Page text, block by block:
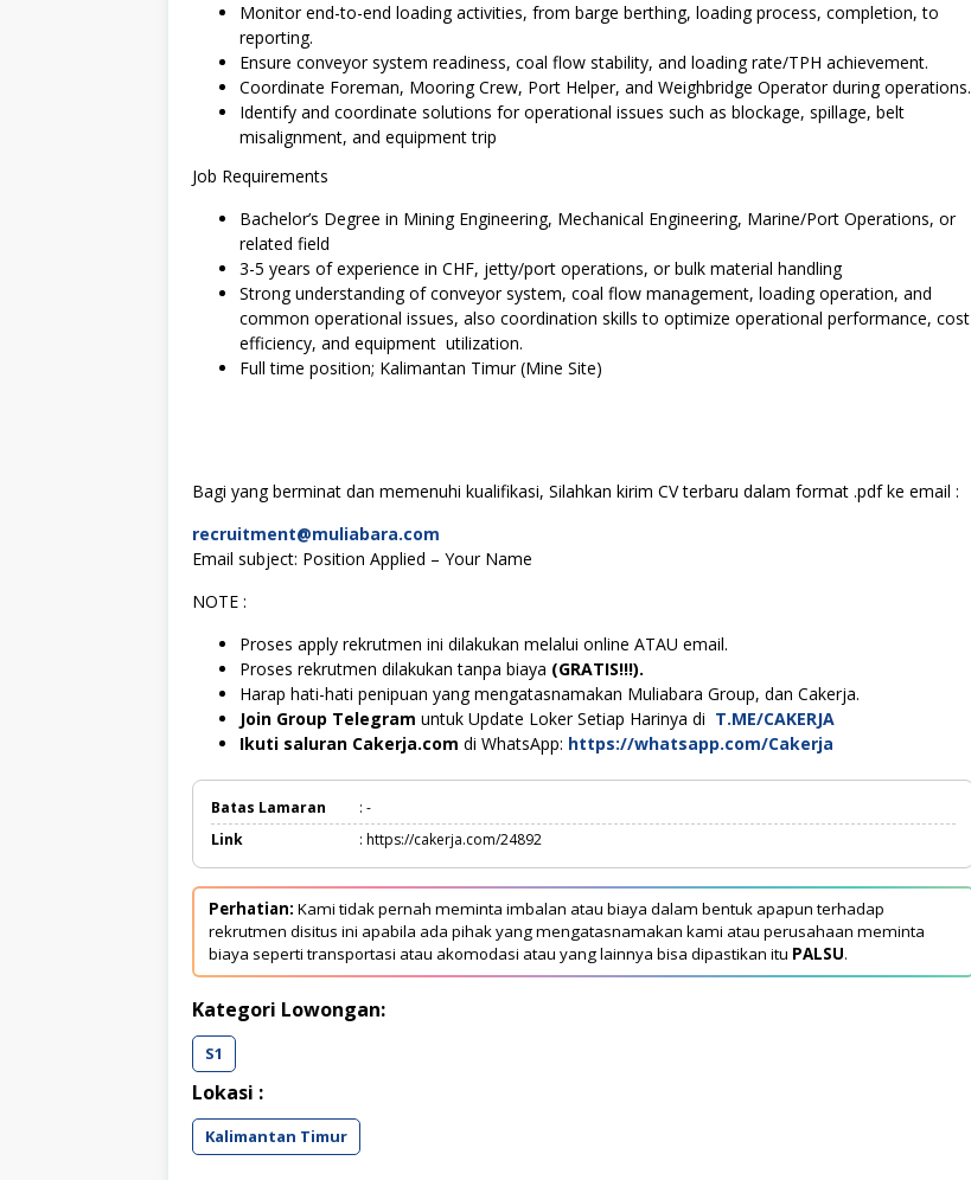
Monitor end-to-end loading activities, from barge berthing, loading process, completion, to
reporting.
Ensure conveyor system readiness, coal flow stability, and loading rate/TPH achievement.
Coordinate Foreman, Mooring Crew, Port Helper, and Weighbridge Operator during operations.
Identify and coordinate solutions for operational issues such as blockage, spillage, belt
misalignment, and equipment trip
Job Requirements
Bachelor’s Degree in Mining Engineering, Mechanical Engineering, Marine/Port Operations, or
related field
3-5 years of experience in CHF, jetty/port operations, or bulk material handling
Strong understanding of conveyor system, coal flow management, loading operation, and
common operational issues, also coordination skills to optimize operational performance, cost
efficiency, and equipment utilization.
Full time position; Kalimantan Timur (Mine Site)
Bagi yang berminat dan memenuhi kualifikasi, Silahkan kirim CV terbaru dalam format .pdf ke email :
recruitment@muliabara.com
Email subject: Position Applied – Your Name
NOTE :
Proses apply rekrutmen ini dilakukan melalui online ATAU email.
Proses rekrutmen dilakukan tanpa biaya (GRATIS!!!).
Harap hati-hati penipuan yang mengatasnamakan Muliabara Group, dan Cakerja.
Join Group Telegram untuk Update Loker Setiap Harinya di T.ME/CAKERJA
Ikuti saluran Cakerja.com di WhatsApp: https://whatsapp.com/Cakerja
Batas Lamaran
: -
Link
: https://cakerja.com/24892
Perhatian: Kami tidak pernah meminta imbalan atau biaya dalam bentuk apapun terhadap
rekrutmen disitus ini apabila ada pihak yang mengatasnamakan kami atau perusahaan meminta
biaya seperti transportasi atau akomodasi atau yang lainnya bisa dipastikan itu PALSU.
Kategori Lowongan:
S1
Lokasi :
Kalimantan Timur